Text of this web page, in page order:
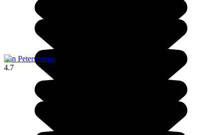
San Petersburgo
4.7